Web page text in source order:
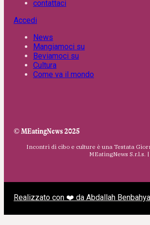
contattaci
Accedi
News
Mangiamoci su
Beviamoci su
Cultura
Come va il mondo
© MEatingNews 2025
Incontri di cibo e culture è una Testata
MEatingNews S.r.l.s.
Realizzato con ❤️ da Abdallah Benbahya